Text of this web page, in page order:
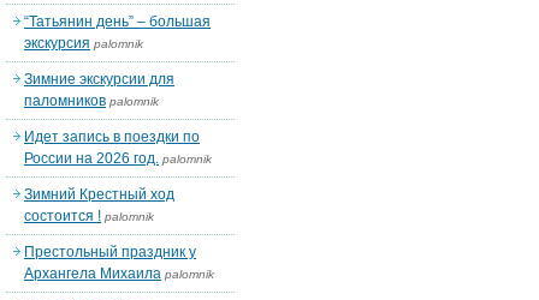
“Татьянин день” – большая
экскурсия palomnik
Зимние экскурсии для
паломников palomnik
Идет запись в поездки по
России на 2026 год. palomnik
Зимний Крестный ход
состоится ! palomnik
Престольный праздник у
Архангела Михаила palomnik